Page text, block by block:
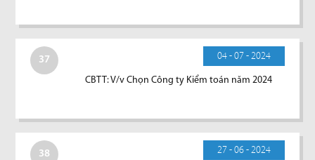
37 04 - 07 - 2024
CBTT: V/v Chọn Công ty Kiểm toán năm 2024
38 27 - 06 - 2024